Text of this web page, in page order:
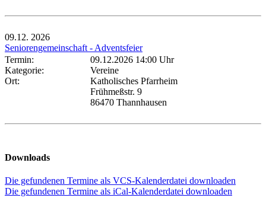
09.12. 2026
Seniorengemeinschaft - Adventsfeier
Termin:
09.12.2026 14:00 Uhr
Kategorie:
Vereine
Ort:
Katholisches Pfarrheim
Frühmeßstr. 9
86470 Thannhausen
Downloads
Die gefundenen Termine als VCS-Kalenderdatei downloaden
Die gefundenen Termine als iCal-Kalenderdatei downloaden